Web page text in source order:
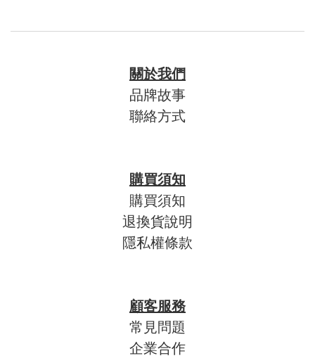
關於我們
品牌故事
聯絡方式
購買須知
購買須知
退換貨說明
隱私權條款
顧客服務
常見問題
企業合作